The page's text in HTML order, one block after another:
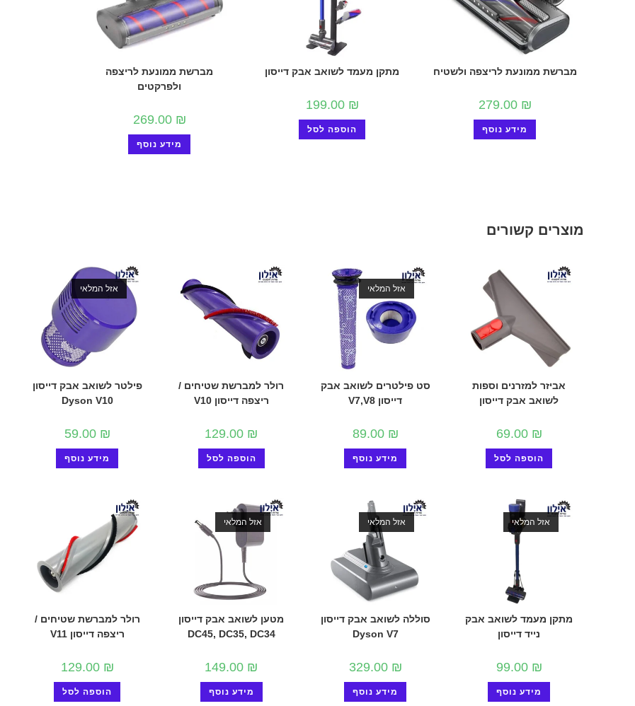
מברשת ממונעת לריצפה ולשטיח
279.00 ₪
מידע נוסף
מתקן מעמד לשואב אבק דייסון
199.00 ₪
הוספה לסל
מברשת ממונעת לריצפה
ולפרקטים
269.00 ₪
מידע נוסף
מוצרים קשורים
אביזר למזרנים וספות
לשואב אבק דייסון
69.00 ₪
הוספה לסל
אזל המלאי
סט פילטרים לשואב אבק
דייסון V7,V8
89.00 ₪
מידע נוסף
רולר למברשת שטיחים /
ריצפה דייסון V10
129.00 ₪
הוספה לסל
אזל המלאי
פילטר לשואב אבק דייסון
Dyson V10
59.00 ₪
מידע נוסף
אזל המלאי
מתקן מעמד לשואב אבק
נייד דייסון
99.00 ₪
מידע נוסף
אזל המלאי
סוללה לשואב אבק דייסון
Dyson V7
329.00 ₪
מידע נוסף
אזל המלאי
מטען לשואב אבק דייסון
DC45, DC35, DC34
149.00 ₪
מידע נוסף
רולר למברשת שטיחים /
ריצפה דייסון V11
129.00 ₪
הוספה לסל